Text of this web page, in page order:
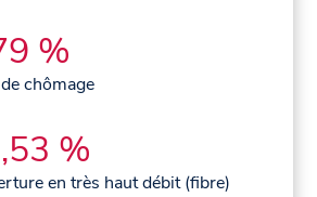
%
chômage
%
en très haut débit (fibre)